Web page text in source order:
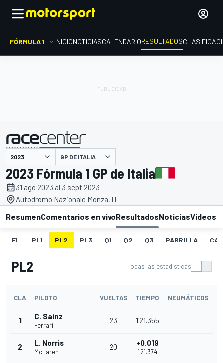
FÓRMULA 1 INICIONOTICIASCALENDARIORESULTADOS
presentado por GP DE ITALIA
2023 Fórmula 1 GP de Italia
31 ago 2023 al 3 sept 2023
Autodromo Nazionale Monza, IT
ResumenComentarios en vivoResultadosNoticiasVideos
EL PL1 PL2 PL3 Q1 Q2 Q3 PARRILLA
PL2 Todas las estadísticas
CLA PILOTO VUELTAS TIEMPO NEUMÁTICOS
1 C. Sainz
Ferrari
23 1'21.355
2 L. Norris
McLaren
20 +0.019
1'21.374